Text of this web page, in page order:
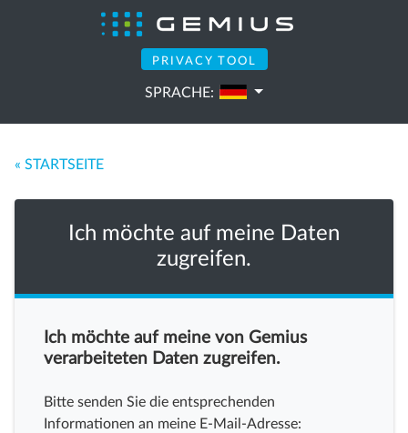
PRIVACY TOOL
SPRACHE:
« STARTSEITE
Ich möchte auf meine Daten
zugreifen.
Ich möchte auf meine von Gemius
verarbeiteten Daten zugreifen.
Bitte senden Sie die entsprechenden
Informationen an meine E-Mail-Adresse: